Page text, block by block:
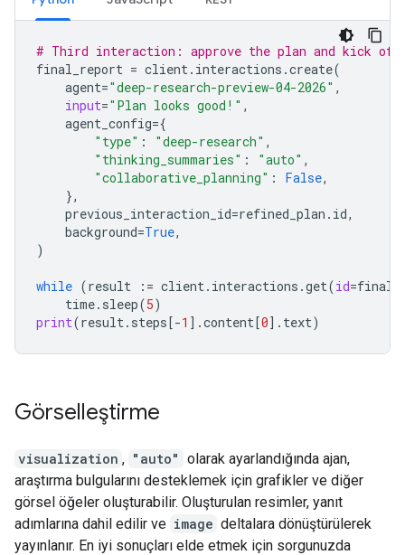
# Third interaction: approve the plan and kick off
final_report = client. interactions .create(
agent="deep-research-preview-04-2026" ,
input="Plan looks good!" ,
agent_config={
"type" : "deep-research" ,
"thinking_summaries" : "auto" ,
"collaborative_planning" : False,
},
previous_interaction_id=refined_plan . id,
background=True,
)
while (result := client. interactions .get(id=
time. sleep(5)
print(result. steps[-1 ] .content[0] . text)
Görselleştirme
visualization , "auto" olarak ayarlandığında ajan,
araştırma bulgularını desteklemek için grafikler ve diğer
görsel öğeler oluşturabilir. Oluşturulan resimler, yanıt
adımlarına dahil edilir ve image deltalara dönüştürülerek
yayınlanır. En iyi sonuçları elde etmek için sorgunuzda